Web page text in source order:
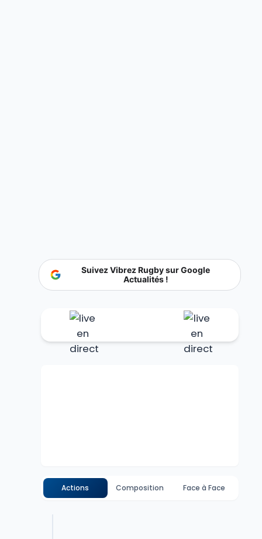
Suivez Vibrez Rugby sur Google
Actualités !
Actions Composition Face à Face